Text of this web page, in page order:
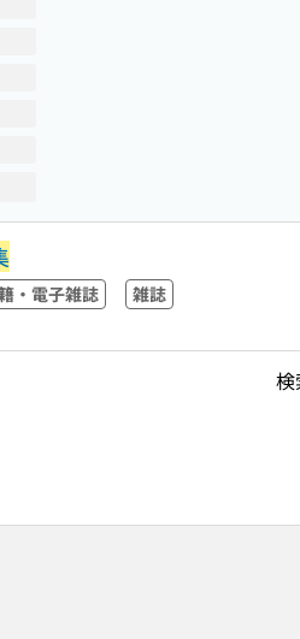
・電子雑誌 雑誌
検